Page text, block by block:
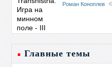
Роман Коноплев
Главные темы